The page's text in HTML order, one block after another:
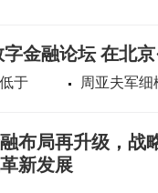
金融论坛 在北
于 周亚夫军
布局再升级，战
新发展